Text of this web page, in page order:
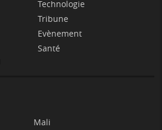
Technologie
Tribune
Evènement
Santé
Mali